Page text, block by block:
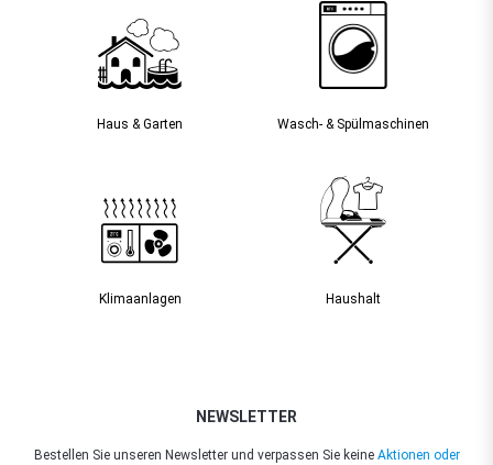
Haus & Garten Wasch- & Spülmaschinen
Klimaanlagen Haushalt
NEWSLETTER
Bestellen Sie unseren Newsletter und verpassen Sie keine Aktionen oder